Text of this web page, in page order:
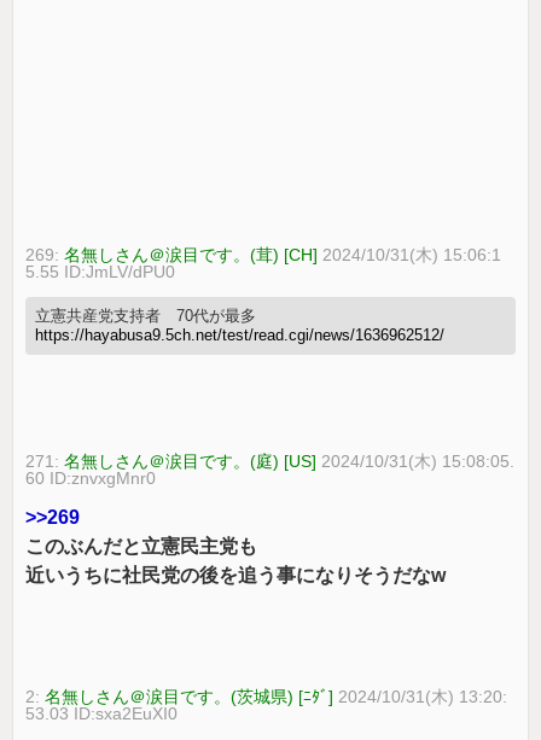
269:名無しさん＠涙目です。(茸) [CH] 2024/10/31(木) 15:06:1
5.55 ID:JmLV/dPU0
立憲共産党支持者 70代が最多
https://hayabusa9.5ch.net/test/read.cgi/news/1636962512/
271:名無しさん＠涙目です。(庭) [US] 2024/10/31(木) 15:08:05.
60 ID:znvxgMnr0
>>269
このぶんだと立憲民主党も
近いうちに社民党の後を追う事になりそうだなw
2:名無しさん＠涙目です。(茨城県) [ﾆﾀﾞ] 2024/10/31(木) 13:20:
53.03 ID:sxa2EuXI0